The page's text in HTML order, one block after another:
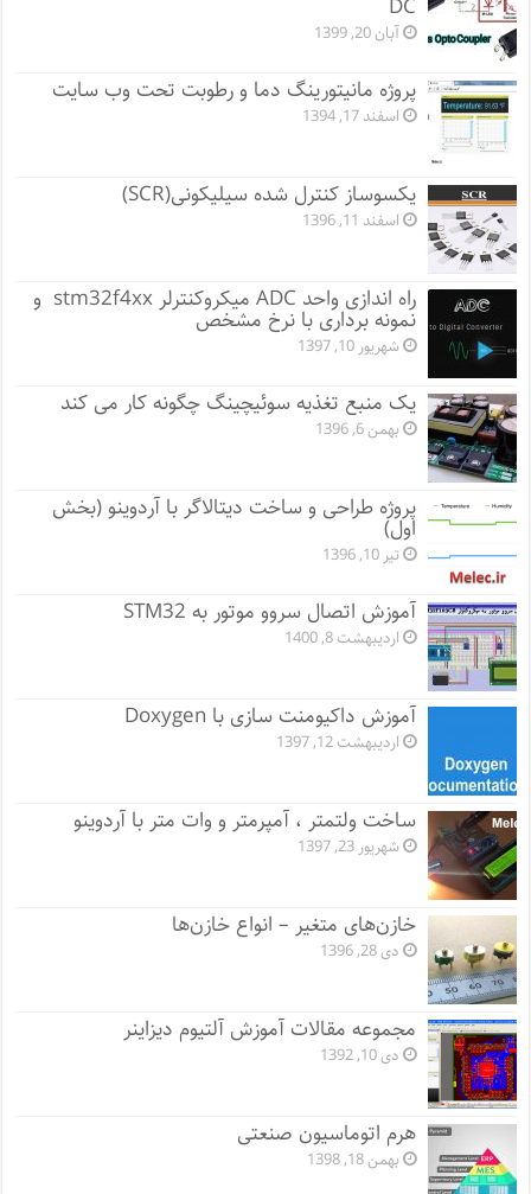
DC
آبان 20, 1399
پروژه مانيتورينگ دما و رطوبت تحت وب سایت
اسفند 17, 1394
یکسوساز کنترل شده سیلیکونی(SCR)
اسفند 11, 1396
راه اندازی واحد ADC میکروکنترلر stm32f4xx و
نمونه برداری با نرخ مشخص
شهریور 10, 1397
یک منبع تغذیه سوئیچینگ چگونه کار می کند
بهمن 6, 1396
پروژه طراحی و ساخت دیتالاگر با آردوینو (بخش
اول)
تیر 10, 1396
آموزش اتصال سروو موتور به STM32
اردیبهشت 8, 1400
آموزش داکیومنت سازی با Doxygen
اردیبهشت 12, 1397
ساخت ولتمتر ، آمپرمتر و وات متر با آردوینو
شهریور 23, 1397
خازن‌های متغیر – انواع خازن‌ها
دی 28, 1396
مجموعه مقالات آموزش آلتیوم دیزاینر
دی 10, 1392
هرم اتوماسیون صنعتی
بهمن 18, 1398